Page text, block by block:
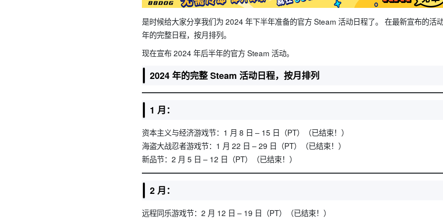
是时候给大家分享我们为 2024 年下半年准备的官方 Steam 活动日程了。 在最新宣布的活
年的完整日程，按月排列。
现在宣布 2024 年后半年的官方 Steam 活动。
2024 年的完整 Steam 活动日程，按月排列
1 月：
资本主义与经济游戏节：1 月 8 日 – 15 日（PT）（已结束！）
海盗大战忍者游戏节：1 月 22 日 – 29 日（PT）（已结束！）
新品节：2 月 5 日 – 12 日（PT）（已结束！）
2 月：
远程同乐游戏节：2 月 12 日 – 19 日（PT）（已结束！）